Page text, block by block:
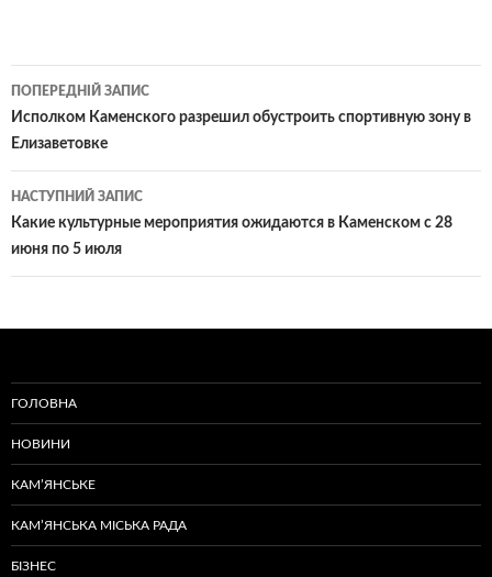
Навігація
по
ПОПЕРЕДНІЙ ЗАПИС
Исполком Каменского разрешил обустроить спортивную зону в
Елизаветовке
НАСТУПНИЙ ЗАПИС
Какие культурные мероприятия ожидаются в Каменском с 28
июня по 5 июля
ГОЛОВНА
НОВИНИ
КАМ’ЯНСЬКЕ
КАМ’ЯНСЬКА МІСЬКА РАДА
БІЗНЕС